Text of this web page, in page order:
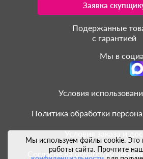
Мы используем файлы cookie. Это
работы сайта. Прочтите
Заявка
Подержанные
с гарантией
Мы в
Условия
Политика обработки
Условия заказа и
Согласие на обработку